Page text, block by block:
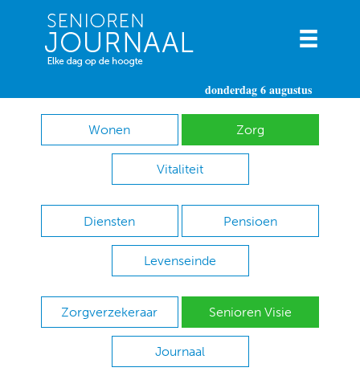
donderdag 6 augustus
Wonen Zorg
Vitaliteit
Diensten Pensioen
Levenseinde
Zorgverzekeraar Senioren Visie
Journaal